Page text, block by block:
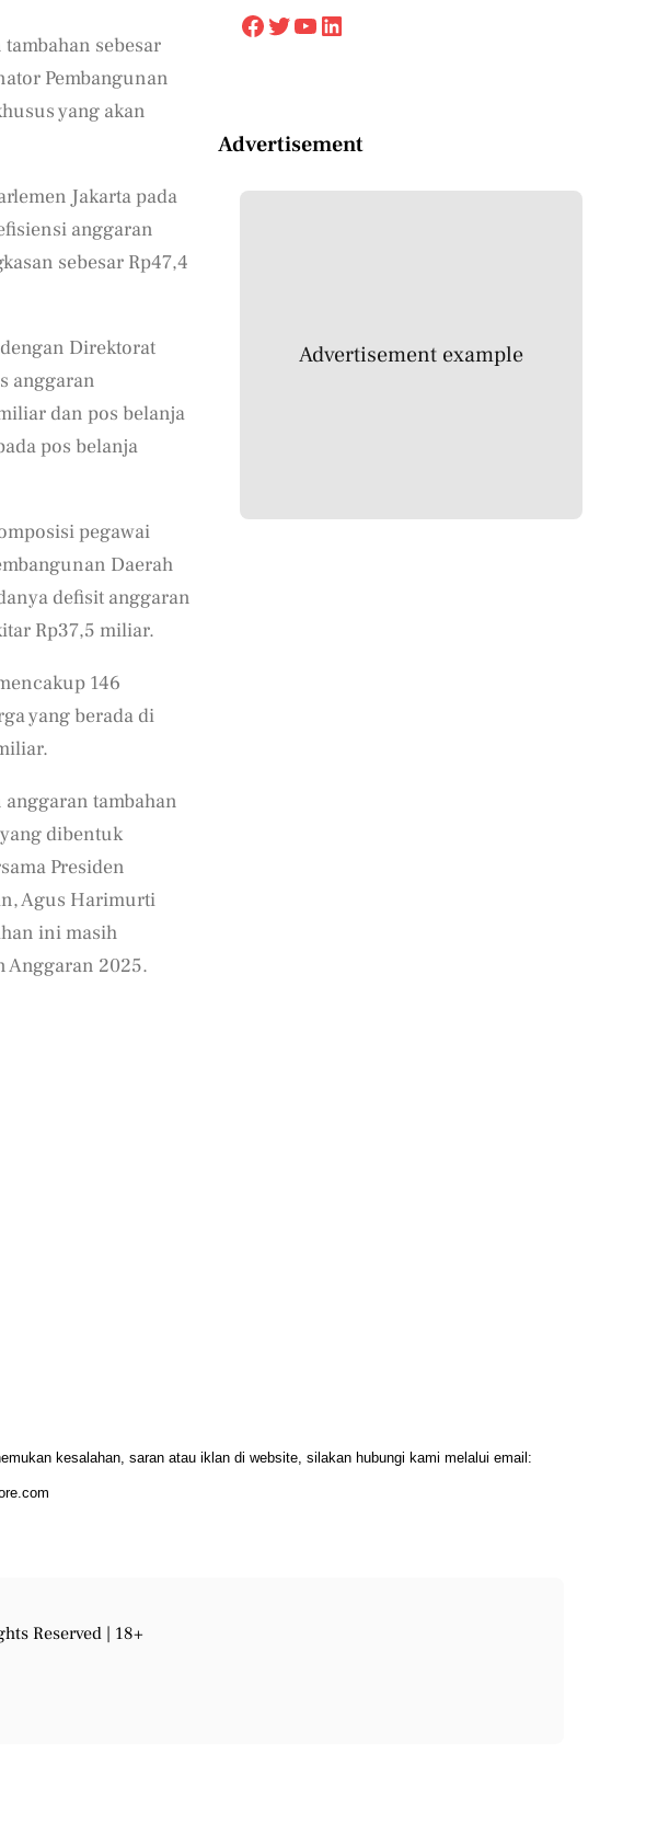
sebesar
Pembangunan
yang akan
Jakarta pada
anggaran
sebesar Rp47,4
Direktorat
anggaran
dan pos belanja
pos belanja
pegawai
Daerah
defisit anggaran
Rp37,5 miliar.
146
yang berada di
tambahan
dibentuk
Presiden
Agus Harimurti
ini masih
Anggaran 2025.
Facebook Twitter YouTube LinkedIn
Advertisement
Advertisement example
kesalahan, saran atau iklan di website, silakan hubungi kami melalui email:
Reserved | 18+